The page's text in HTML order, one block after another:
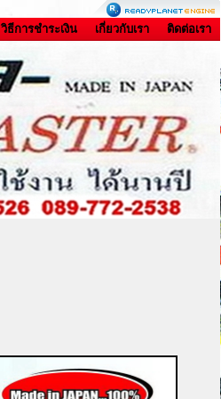
วิธีการชำระเงิน เกี่ยวกับเรา ติดต่อเรา